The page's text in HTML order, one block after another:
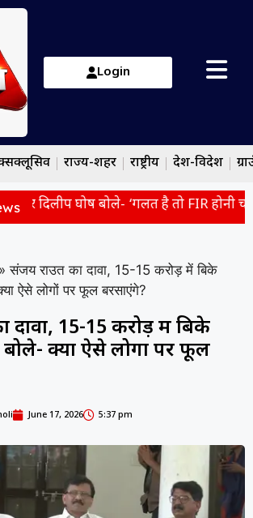
Login
राज्य-शहर राष्ट्रीय देश-विदेश
दिलीप घोष बोले- ‘गलत है तो FIR होनी
» संजय राउत का दावा, 15-15 करोड़ में बिके
ऐसे लोगों पर फूल बरसाएंगे?
दावा, 15-15 करोड़ में बिके
बोले- क्या ऐसे लोगों पर फूल
June 17, 2026 5:37 pm